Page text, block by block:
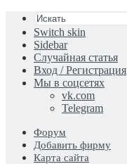
Switch skin
Sidebar
Случайная статья
Вход / Регистрация
Мы в соцсетях
vk.com
Telegram
Форум
Добавить фирму
Карта сайта